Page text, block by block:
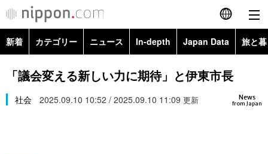
English
简体字
繁體字
新着 カテゴリー ニュース In-depth Japan Data 旅と
政治・外交
経済・ビジネス
Topics
Images
「議会変える新しい力に期待」と伊東市長
News
from Japan
社会 2025.09.10 10:52 / 2025.09.10 11:09 更新